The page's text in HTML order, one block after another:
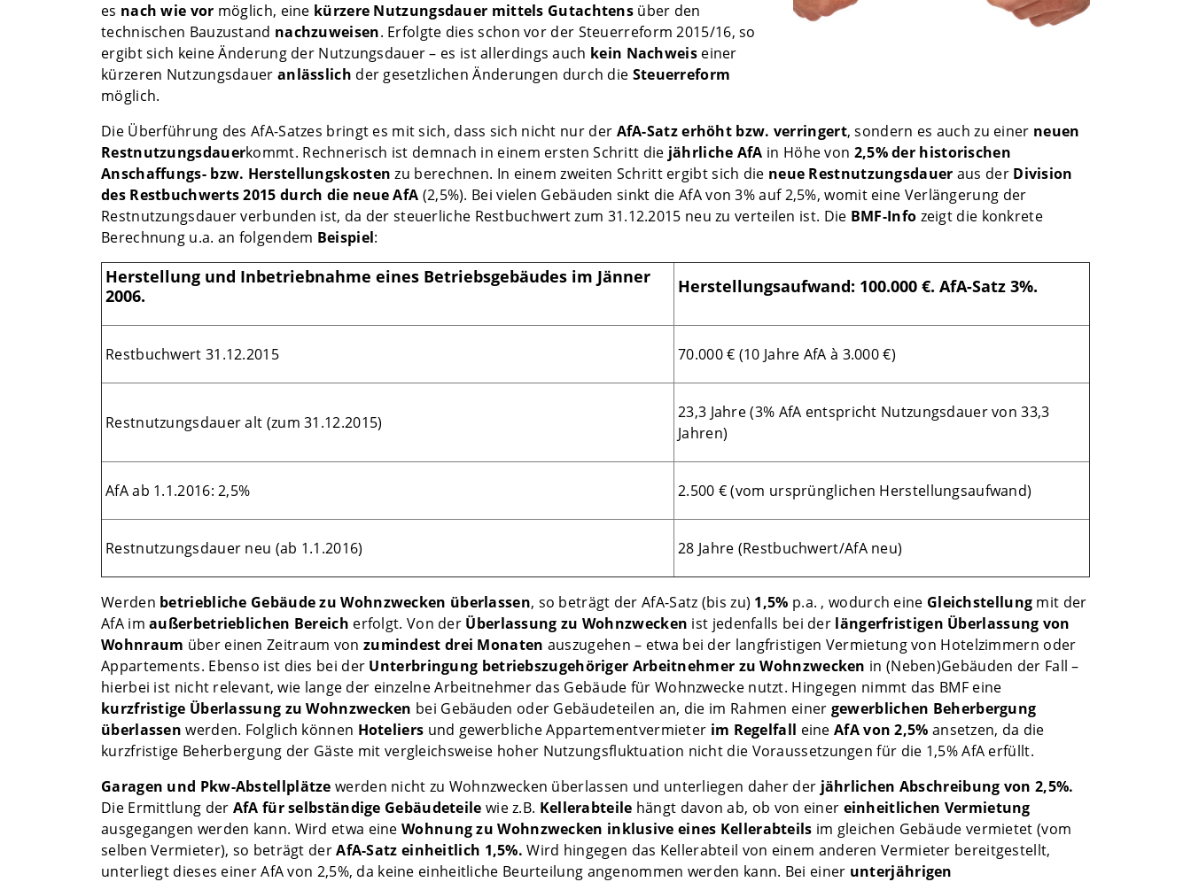
es nach wie vor möglich, eine kürzere Nutzungsdauer mittels Gutachtens über den
technischen Bauzustand nachzuweisen. Erfolgte dies schon vor der Steuerreform 2015/16, so
ergibt sich keine Änderung der Nutzungsdauer – es ist allerdings auch kein Nachweis einer
kürzeren Nutzungsdauer anlässlich der gesetzlichen Änderungen durch die Steuerreform
möglich.
Die Überführung des AfA-Satzes bringt es mit sich, dass sich nicht nur der AfA-Satz erhöht bzw. verringert, sondern es auch zu einer neuen
Restnutzungsdauerkommt. Rechnerisch ist demnach in einem ersten Schritt die jährliche AfA in Höhe von 2,5% der historischen
Anschaffungs- bzw. Herstellungskosten zu berechnen. In einem zweiten Schritt ergibt sich die neue Restnutzungsdauer aus der Division
des Restbuchwerts 2015 durch die neue AfA (2,5%). Bei vielen Gebäuden sinkt die AfA von 3% auf 2,5%, womit eine Verlängerung der
Restnutzungsdauer verbunden ist, da der steuerliche Restbuchwert zum 31.12.2015 neu zu verteilen ist. Die BMF-Info zeigt die konkrete
Berechnung u.a. an folgendem Beispiel:
Herstellung und Inbetriebnahme eines Betriebsgebäudes im Jänner
2006.
Herstellungsaufwand: 100.000 €. AfA-Satz 3%.
Restbuchwert 31.12.2015 70.000 € (10 Jahre AfA à 3.000 €)
Restnutzungsdauer alt (zum 31.12.2015)
23,3 Jahre (3% AfA entspricht Nutzungsdauer von 33,3
Jahren)
AfA ab 1.1.2016: 2,5% 2.500 € (vom ursprünglichen Herstellungsaufwand)
Restnutzungsdauer neu (ab 1.1.2016) 28 Jahre (Restbuchwert/AfA neu)
Werden betriebliche Gebäude zu Wohnzwecken überlassen, so beträgt der AfA-Satz (bis zu) 1,5% p.a. , wodurch eine Gleichstellung mit der
AfA imaußerbetrieblichen Bereich erfolgt. Von der Überlassung zu Wohnzwecken ist jedenfalls bei der längerfristigen Überlassung von
Wohnraum über einen Zeitraum von zumindest drei Monaten auszugehen – etwa bei der langfristigen Vermietung von Hotelzimmern oder
Appartements. Ebenso ist dies bei der Unterbringung betriebszugehöriger Arbeitnehmer zu Wohnzwecken in (Neben)Gebäuden der Fall –
hierbei ist nicht relevant, wie lange der einzelne Arbeitnehmer das Gebäude für Wohnzwecke nutzt. Hingegen nimmt das BMF eine
kurzfristige Überlassung zu Wohnzwecken bei Gebäuden oder Gebäudeteilen an, die im Rahmen einer gewerblichen Beherbergung
überlassen werden. Folglich können Hoteliers und gewerbliche Appartementvermieter im Regelfall eineAfA von 2,5% ansetzen, da die
kurzfristige Beherbergung der Gäste mit vergleichsweise hoher Nutzungsfluktuation nicht die Voraussetzungen für die 1,5% AfA erfüllt.
Garagen und Pkw-Abstellplätze werden nicht zu Wohnzwecken überlassen und unterliegen daher der jährlichen Abschreibung von 2,5%.
Die Ermittlung der AfA für selbständige Gebäudeteile wie z.B. Kellerabteile hängt davon ab, ob von einer einheitlichen Vermietung
ausgegangen werden kann. Wird etwa eine Wohnung zu Wohnzwecken inklusive eines Kellerabteils im gleichen Gebäude vermietet (vom
selben Vermieter), so beträgt derAfA-Satz einheitlich 1,5%. Wird hingegen das Kellerabteil von einem anderen Vermieter bereitgestellt,
unterliegt dieses einer AfA von 2,5%, da keine einheitliche Beurteilung angenommen werden kann. Bei einer unterjährigen